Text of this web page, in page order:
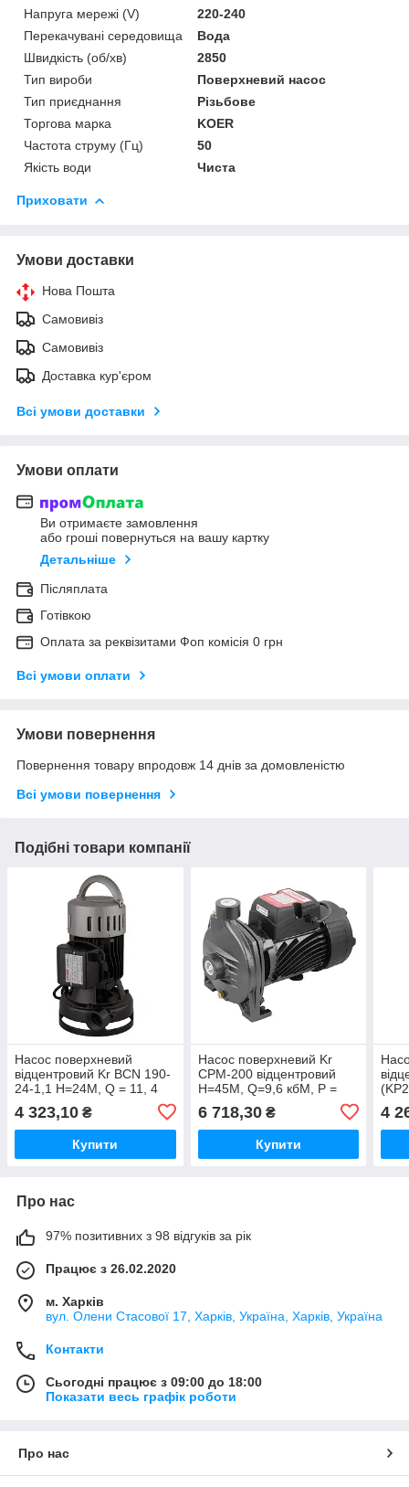
Напруга мережі (V)
220-240
Перекачувані середовища
Вода
Швидкість (об/хв)
2850
Тип вироби
Поверхневий насос
Тип приєднання
Різьбове
Торгова марка
KOER
Частота струму (Гц)
50
Якість води
Чиста
Приховати
Умови доставки
Нова Пошта
Самовивіз
Самовивіз
Доставка кур'єром
Всі умови доставки
Умови оплати
Ви отримаєте замовлення
або гроші повернуться на вашу картку
Детальніше
Післяплата
Готівкою
Оплата за реквізитами Фоп комісія 0 грн
Всі умови оплати
Умови повернення
Повернення товару впродовж 14 днів за домовленістю
Всі умови повернення
Подібні товари компанії
Насос поверхневий
відцентровий Kr BCN 190-
24-1,1 Н=24М, Q = 11, 4
кбМ, P = 1100 Вт, 1 1/4"x1
1/4" (KP3252)
4 323,10 ₴
Купити
Насос поверхневий Kr
CPM-200 відцентровий
Н=45М, Q=9,6 кбМ, P =
1500 Вт, 1 «x1» (KP3258)
6 718,30₴
Купити
4
Про нас
97% позитивних з 98 відгуків за рік
Працює з 26.02.2020
м. Харків
вул. Олени Стасової 17, Харків, Україна, Харків, Україна
Контакти
Сьогодні працює з 09:00 до 18:00
Показати весь графік роботи
Про нас